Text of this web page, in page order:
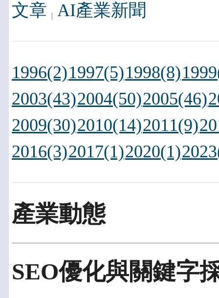
文章 AI產業新聞
1996(2)1997(5)1998(8)
2003(43)2004(50)2005(46)
2009(30)2010(14)2011(9)
2016(3)2017(1)2020(1)
產業動態
SEO優化與關鍵字